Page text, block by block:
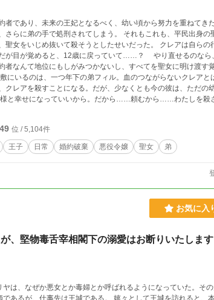
者であり、未来の王妃となるべく、幼い頃から努力を重ねてき
れてしまう。 それもこれも、平民出身の聖女に王太子の愛
いて殺そうとしたせいだった。 クレアは自らの行いを後悔しなが
、12歳に戻っていて……？ やり直せるのなら、今度は謙虚に地
者なんて地位にもしがみつかないし、すべてを聖女に明け渡す
クレアを殺すことになる。だが、少なくとも今の彼は、ただの
を売ろうとする。そうすれば、破滅する未来を回避できると信じて
もに、聖女や王太子たち、そして王国
命に立ち向かうこととなる。
49 位 / 5,104件
王子 日常 婚約破棄 悪役令嬢 聖女 弟
お気に入
、堅物毒舌宰相閣下の溺愛はお断りいたしま
は、なぜか悪女とか毒婦とか呼ばれるようになっていた。そ
あるが、仕事先は王城である。 嬉々として王城を訪れると、